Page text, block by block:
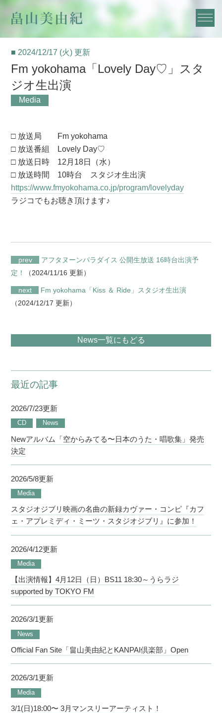
■ 2024/12/17 (火) 更新
Fm yokohama「Lovely Day♡」スタ
ジオ生出演
Media
□ 放送局 Fm yokohama
□ 放送番組 Lovely Day♡
□ 放送日時 12月18日（水）
□ 放送時間 10時台 スタジオ生出演
https://www.fmyokohama.co.jp/program/lovelyday
ラジコでもお聴き頂けます♪
prev
アフタヌーンパラダイス 公開生放送 16時台出演予
定！
（2024/11/16 更新）
next
Fm yokohama「Kiss ＆ Ride」スタジオ生出演
（2024/12/17 更新）
News一覧にもどる
最近の記事
2026/7/23更新
CD News
Newアルバム「空からみてる〜日本のうた・唱歌集」発売
決定
2026/5/8更新
Media
スタジオジブリ映画の名曲の新録カヴァー・コンピ『カフ
ェ・アプレミディ・ミーツ・スタジオジブリ』に参加！
2026/4/12更新
Media
【出演情報】4月12日（日）BS11 18:30～うらラジ
supported by TOKYO FM
2026/3/1更新
News
Official Fan Site「畠山美由紀とKANPAI倶楽部」Open
2026/3/1更新
Media
3/1(日)18:00〜 3月マンスリーアーティスト！